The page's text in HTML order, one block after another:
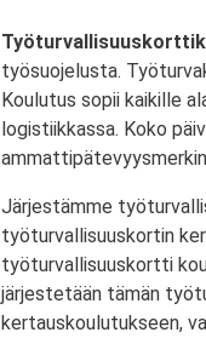
työsuojelusta.
Koulutus sopii kaikille
logistiikkassa. Koko
Järjestämme
työturvallisuuskortin
työturvallisuuskortti
järjestetään tämän
kertauskoulutukseen,